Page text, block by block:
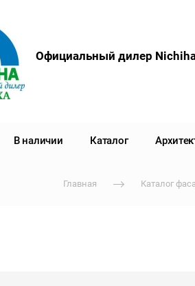
Официальный дилер
В наличии Каталог
Главная Каталог